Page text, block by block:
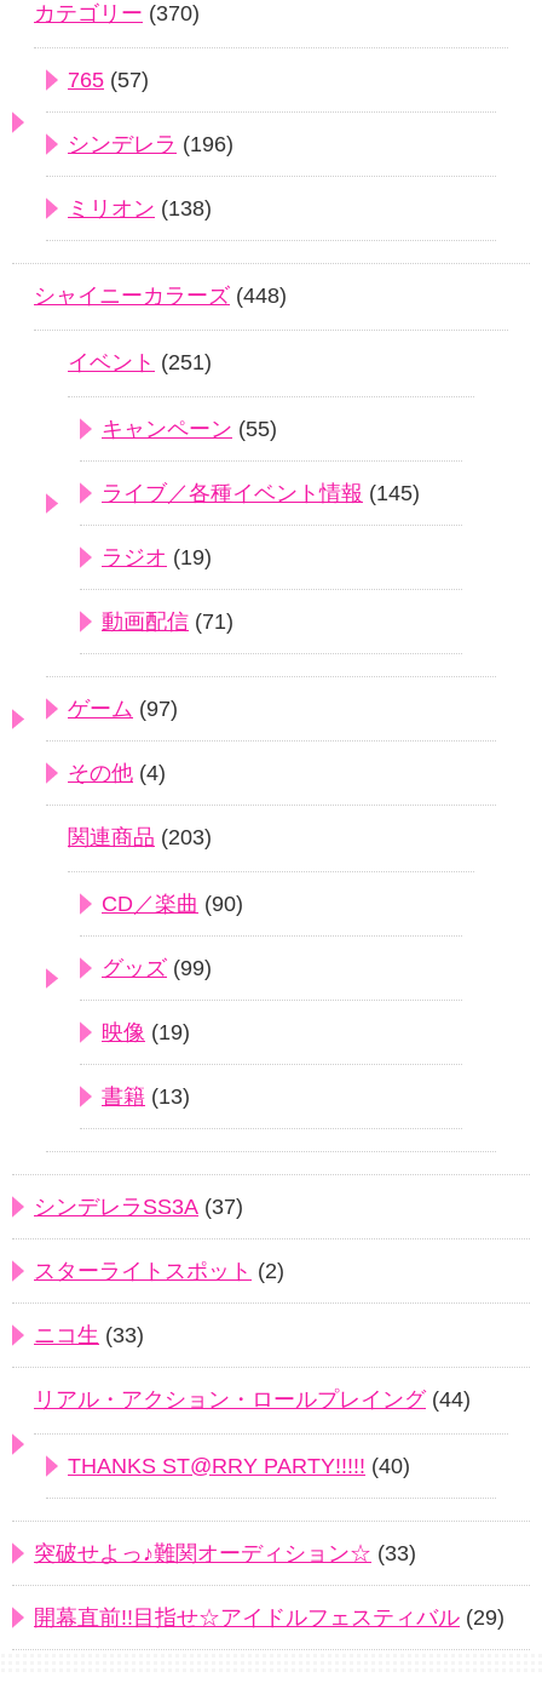
カテゴリー (370)
765 (57)
シンデレラ (196)
ミリオン (138)
シャイニーカラーズ (448)
イベント (251)
キャンペーン (55)
ライブ／各種イベント情報 (145)
ラジオ (19)
動画配信 (71)
ゲーム (97)
その他 (4)
関連商品 (203)
CD／楽曲 (90)
グッズ (99)
映像 (19)
書籍 (13)
シンデレラSS3A (37)
スターライトスポット (2)
ニコ生 (33)
リアル・アクション・ロールプレイング(44)
THANKS ST@RRY PARTY!!!!! (40)
突破せよっ♪難関オーディション☆ (33)
開幕直前!!目指せ☆アイドルフェスティバル (29)